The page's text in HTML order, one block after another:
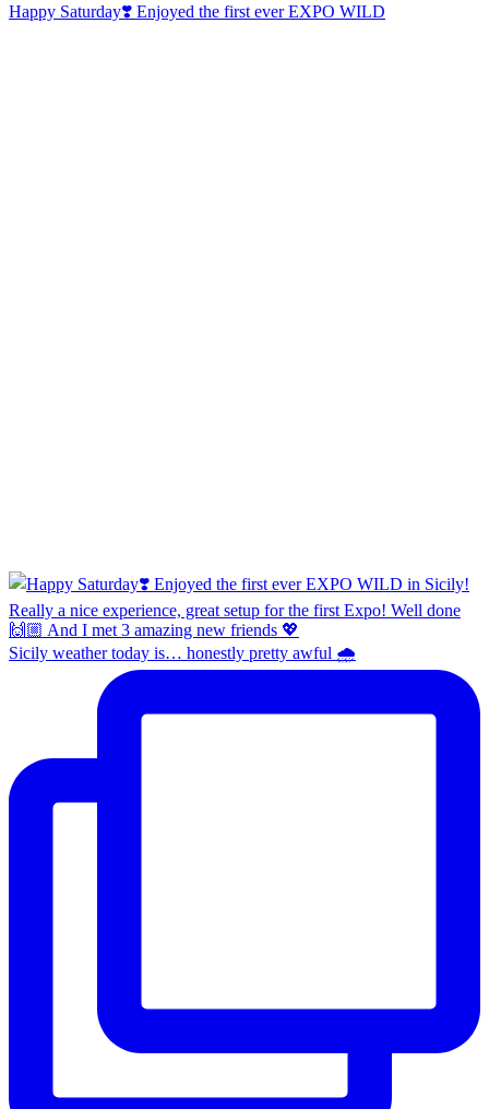
Happy Saturday❣️ Enjoyed the first ever EXPO WILD
Sicily weather today is… honestly pretty awful 🌧️